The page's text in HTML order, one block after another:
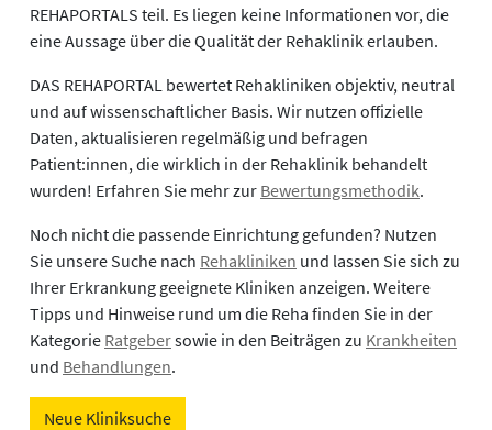
REHAPORTALS teil. Es liegen keine Informationen vor, die
eine Aussage über die Qualität der Rehaklinik erlauben.
DAS REHAPORTAL bewertet Rehakliniken objektiv, neutral
und auf wissenschaftlicher Basis. Wir nutzen offizielle
Daten, aktualisieren regelmäßig und befragen
Patient:innen, die wirklich in der Rehaklinik behandelt
wurden! Erfahren Sie mehr zur Bewertungsmethodik.
Noch nicht die passende Einrichtung gefunden? Nutzen
Sie unsere Suche nach Rehakliniken und lassen Sie sich zu
Ihrer Erkrankung geeignete Kliniken anzeigen. Weitere
Tipps und Hinweise rund um die Reha finden Sie in der
Kategorie Ratgebersowie in den Beiträgen zu Krankheiten
und Behandlungen.
Neue Kliniksuche